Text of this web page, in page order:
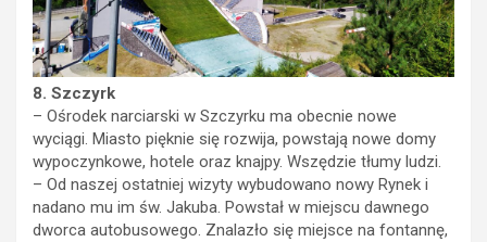
8. Szczyrk
– Ośrodek narciarski w Szczyrku ma obecnie nowe
wyciągi. Miasto pięknie się rozwija, powstają nowe domy
wypoczynkowe, hotele oraz knajpy. Wszędzie tłumy ludzi.
– Od naszej ostatniej wizyty wybudowano nowy Rynek i
nadano mu im św. Jakuba. Powstał w miejscu dawnego
dworca autobusowego. Znalazło się miejsce na fontannę,